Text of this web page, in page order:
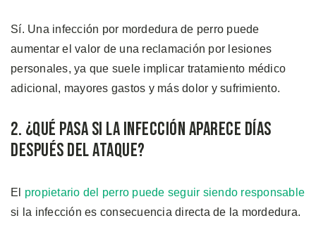
Sí. Una infección por mordedura de perro puede
aumentar el valor de una reclamación por lesiones
personales, ya que suele implicar tratamiento médico
adicional, mayores gastos y más dolor y sufrimiento.
2. ¿Qué Pasa Si la Infección Aparece Días
Después Del Ataque?
El propietario del perro puede seguir siendo responsable
si la infección es consecuencia directa de la mordedura.